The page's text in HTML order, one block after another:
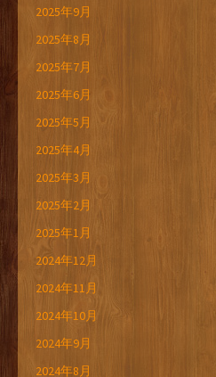
2025年9月
2025年8月
2025年7月
2025年6月
2025年5月
2025年4月
2025年3月
2025年2月
2025年1月
2024年12月
2024年11月
2024年10月
2024年9月
2024年8月